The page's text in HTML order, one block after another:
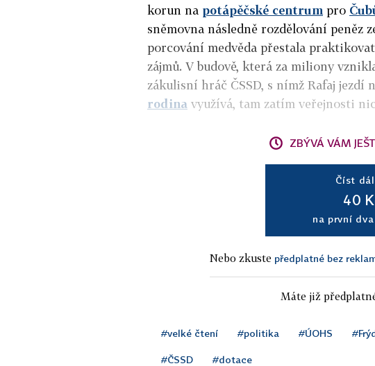
korun na potápěčské centrum pro
sněmovna následně rozdělování peněz
porcování medvěda přestala
zájmů. V budově, která za miliony
zákulisní hráč ČSSD, s nímž Rafaj jezdí
rodina využívá, tam zatím veřejnosti
ZBÝVÁ VÁM
Číst
40
na první
Nebo zkuste předplatné bez
Máte již
#velké čtení #politika #ÚOHS
#ČSSD #dotace